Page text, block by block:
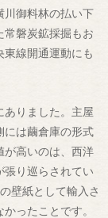
川御料林の払い下
常磐炭鉱採掘もお
東線開通運動にも
ありました。主屋
には繭倉庫の形式
が高いのは、西洋
張り巡らされてい
壁紙として輸入さ
ったことです。